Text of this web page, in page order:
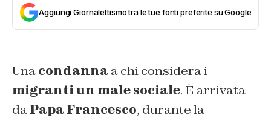
Aggiungi Giornalettismo tra le tue fonti preferite su Google
Unacondanna a chi considera i
migranti un male sociale. È arrivata
daPapa Francesco, durante la